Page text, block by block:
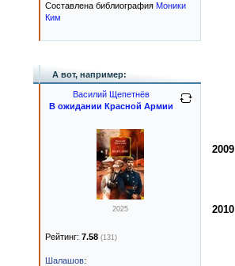
2009
2010
Составлена библиография Моники
Ким
А вот, например:
Василий Щепетнёв
В ожидании Красной Армии
2025
Рейтинг: 7.58 (131)
Шалашов: